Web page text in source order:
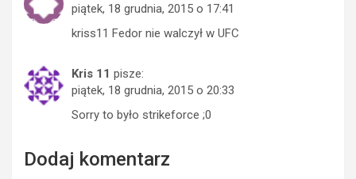
piątek, 18 grudnia, 2015 o 17:41
kriss11 Fedor nie walczył w UFC
Kris 11 pisze:
piątek, 18 grudnia, 2015 o 20:33
Sorry to było strikeforce ;0
Dodaj komentarz